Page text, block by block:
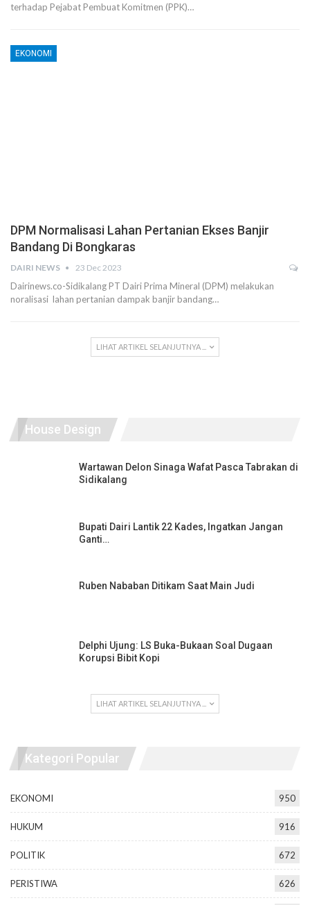
terhadap Pejabat Pembuat Komitmen (PPK)…
EKONOMI
DPM Normalisasi Lahan Pertanian Ekses Banjir
Bandang Di Bongkaras
DAIRI NEWS 23 Dec 2023
Dairinews.co-Sidikalang PT Dairi Prima Mineral (DPM) melakukan
noralisasi lahan pertanian dampak banjir bandang…
LIHAT ARTIKEL SELANJUTNYA ...
House Design
Wartawan Delon Sinaga Wafat Pasca Tabrakan di
Sidikalang
Bupati Dairi Lantik 22 Kades, Ingatkan Jangan
Ganti…
Ruben Nababan Ditikam Saat Main Judi
Delphi Ujung: LS Buka-Bukaan Soal Dugaan
Korupsi Bibit Kopi
LIHAT ARTIKEL SELANJUTNYA ...
Kategori Popular
EKONOMI 950
HUKUM 916
POLITIK 672
PERISTIWA 626